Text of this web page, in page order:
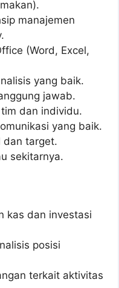
manajemen
(Word, Excel,
yang baik.
jawab.
dan individu.
yang baik.
dan target.
sekitarnya.
kas dan investasi
posisi
terkait aktivitas